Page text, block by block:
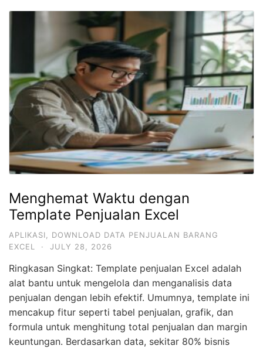
Menghemat Waktu dengan
Template Penjualan Excel
APLIKASI
DOWNLOAD DATA PENJUALAN BARANG
EXCEL
· JULY 28, 2026
Ringkasan Singkat: Template penjualan Excel adalah
alat bantu untuk mengelola dan menganalisis data
penjualan dengan lebih efektif. Umumnya, template ini
mencakup fitur seperti tabel penjualan, grafik, dan
formula untuk menghitung total penjualan dan margin
keuntungan. Berdasarkan data, sekitar 80% bisnis